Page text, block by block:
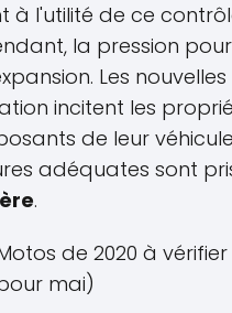
à l'utilité de ce
la pression
Les
incitent les
de leur
adéquates sont
.
de 2020 à
mai)